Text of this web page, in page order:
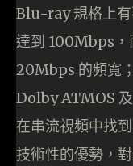
Blu-ray 規格上
達到 100Mbps，
20Mbps 的頻寬
Dolby ATMOS
在串流視頻中找
技術性的優勢，